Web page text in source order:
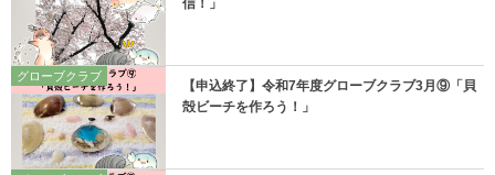
信！」
グローブクラブ
【申込終了】令和7年度グローブクラブ3月⑨「貝
殻ビーチを作ろう！」